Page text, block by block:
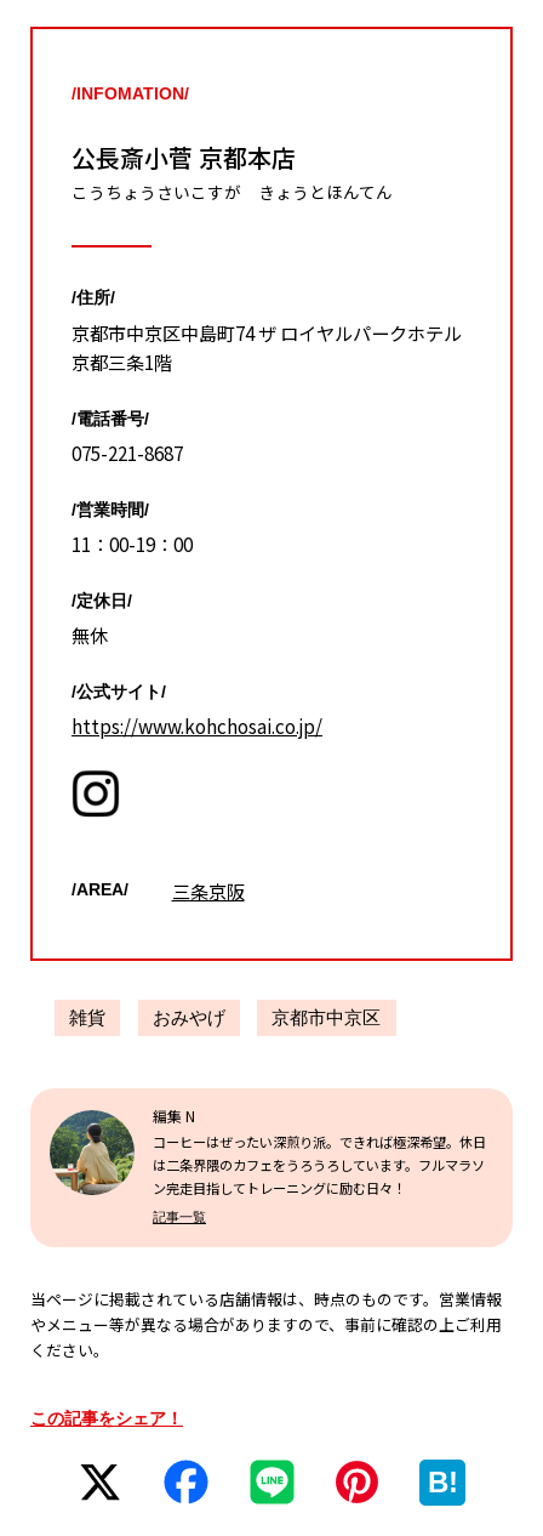
/INFOMATION/
公長斎小菅 京都本店
こうちょうさいこすが きょうとほんてん
/住所/
京都市中京区中島町74 ザ ロイヤルパークホテル
京都三条1階
/電話番号/
075-221-8687
/営業時間/
11：00-19：00
/定休日/
無休
/公式サイト/
https://www.kohchosai.co.jp/
/AREA/ 三条京阪
雑貨 おみやげ 京都市中京区
編集 N
コーヒーはぜったい深煎り派。できれば極深希望。休日
は二条界隈のカフェをうろうろしています。フルマラソ
ン完走目指してトレーニングに励む日々！
記事一覧
当ページに掲載されている店舗情報は、時点のものです。営業情報
やメニュー等が異なる場合がありますので、事前に確認の上ご利用
ください。
この記事をシェア！
B!